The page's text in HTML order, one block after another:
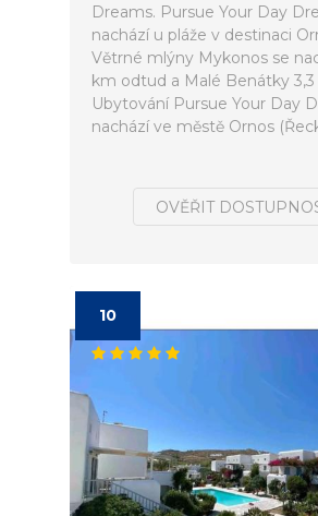
Dreams. Pursue Your Day
nachází u pláže v destinaci
Větrné mlýny Mykonos se
km odtud a Malé Benátky 3,3
Ubytování Pursue Your Day
nachází ve městě Ornos
OVĚŘIT
10